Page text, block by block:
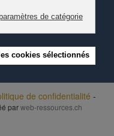
de Vaud - 21 février 2018
de confidentialité -
parweb-ressources.ch